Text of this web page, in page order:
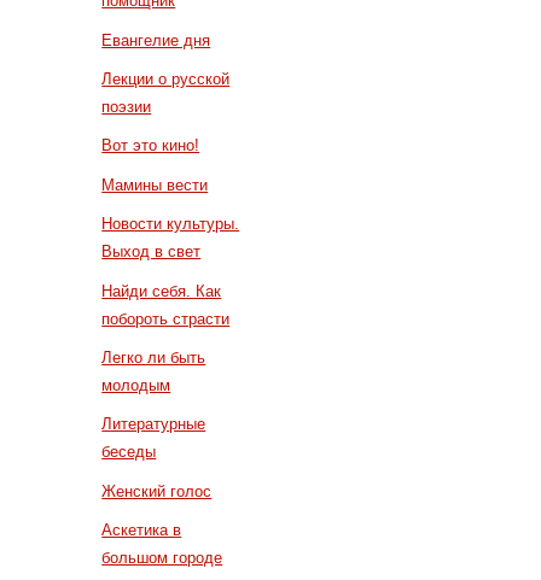
Евангелие дня
Лекции о русской
поэзии
Вот это кино!
Мамины вести
Новости культуры.
Выход в свет
Найди себя. Как
побороть страсти
Легко ли быть
молодым
Литературные
беседы
Женский голос
Аскетика в
большом городе